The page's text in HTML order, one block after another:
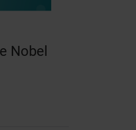
Nobel